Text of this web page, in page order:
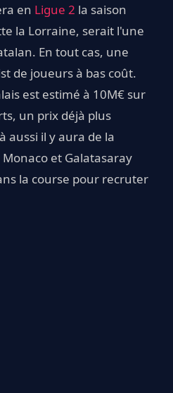
en Ligue 2 la saison
la Lorraine, serait l'une
En tout cas, une
de joueurs à bas coût.
est estimé à 10M€ sur
un prix déjà plus
aussi il y aura de la
et Galatasaray
la course pour recruter